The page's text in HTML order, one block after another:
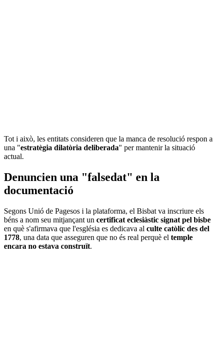
Tot i això, les entitats consideren que la manca de resolució respon a
una "estratègia dilatòria deliberada" per mantenir la situació
actual.
Denuncien una "falsedat" en la
documentació
Segons Unió de Pagesos i la plataforma, el Bisbat va inscriure els
béns a nom seu mitjançant un certificat eclesiàstic signat pel bisbe
en què s'afirmava que l'església es dedicava al culte catòlic des del
1778, una data que asseguren que no és real perquè el temple
encara no estava construït.